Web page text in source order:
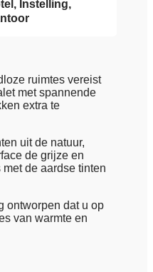
Instelling,
ruimtes vereist
met spannende
extra te
uit de natuur,
de grijze en
de aardse tinten
ontworpen dat u op
van warmte en